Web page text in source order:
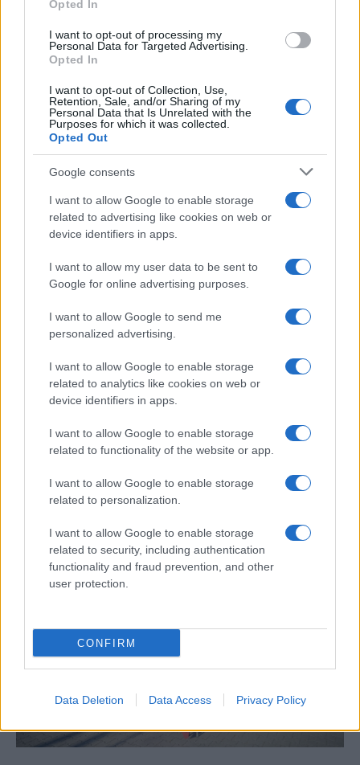
Opted In
I want to opt-out of processing my
Personal Data for Targeted Advertising.
Opted In
I want to opt-out of Collection, Use,
Retention, Sale, and/or Sharing of my
Personal Data that Is Unrelated with the
Purposes for which it was collected.
Opted Out
Google consents
I want to allow Google to enable storage
related to advertising like cookies on web or
device identifiers in apps.
I want to allow my user data to be sent to
Google for online advertising purposes.
I want to allow Google to send me
personalized advertising.
I want to allow Google to enable storage
related to analytics like cookies on web or
device identifiers in apps.
I want to allow Google to enable storage
related to functionality of the website or app.
I want to allow Google to enable storage
related to personalization.
I want to allow Google to enable storage
related to security, including authentication
functionality and fraud prevention, and other
user protection.
CONFIRM
Data Deletion Data Access Privacy Policy
elfogadták a 25 éves férfi felmondását. Arról azonban
nem tett említést, hogy tisztában voltak-e korábbi
kijelentéseivel, amikor felvették.
Egy különleges családi járattal 140 új
alijázó érkezett Izraelbe